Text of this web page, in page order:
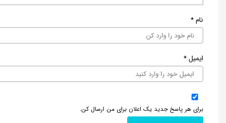
نام*
ایمیل*
برای هر پاسخ جدید یک اعلان برای من ارسال کن.